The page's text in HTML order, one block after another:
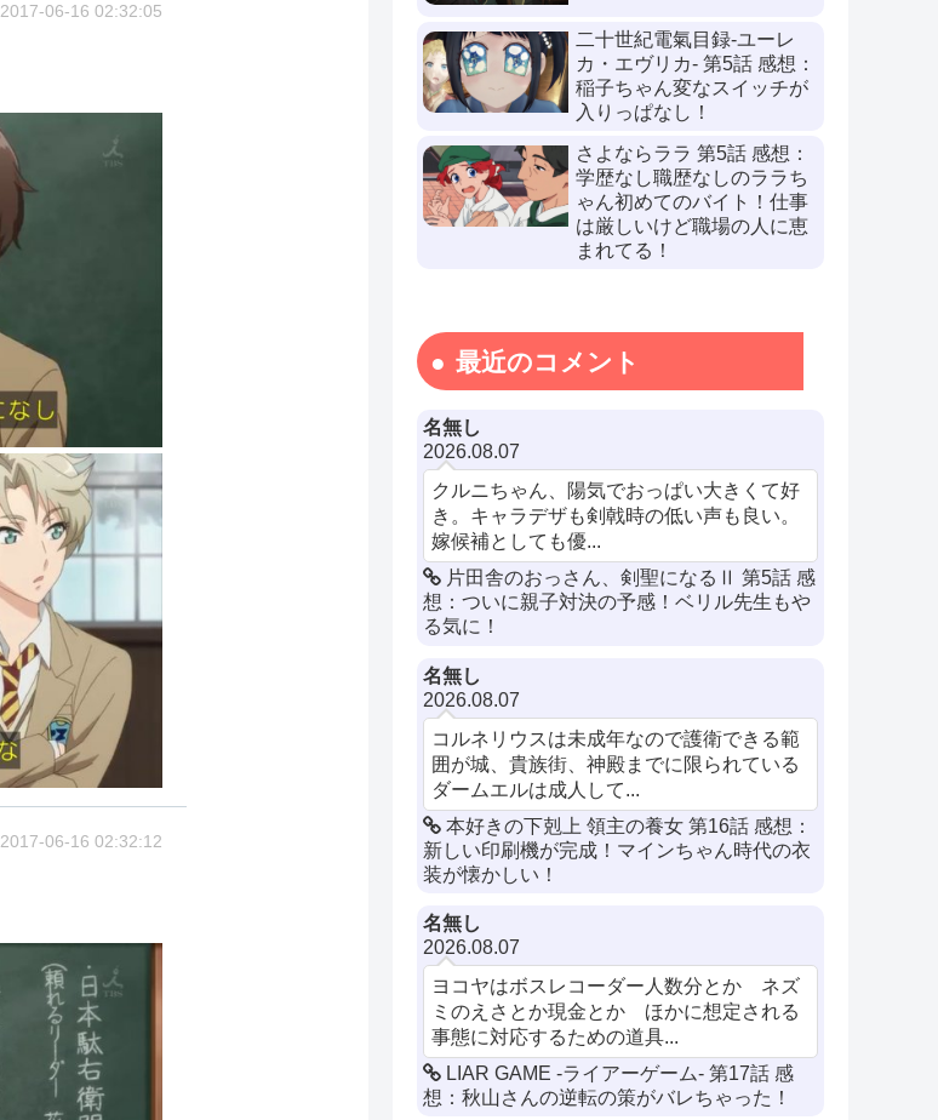
2017-06-16 02:32:05
2017-06-16 02:32:12
二十世紀電氣目録-ユーレ
カ・エヴリカ- 第5話 感想：
稲子ちゃん変なスイッチが
入りっぱなし！
さよならララ 第5話 感想：
学歴なし職歴なしのララち
ゃん初めてのバイト！仕事
は厳しいけど職場の人に恵
まれてる！
最近のコメント
名無し
2026.08.07
クルニちゃん、陽気でおっぱい大きくて好
き。キャラデザも剣戟時の低い声も良い。
嫁候補としても優...
片田舎のおっさん、剣聖になるⅡ 第5話 感
想：ついに親子対決の予感！ベリル先生もや
る気に！
名無し
2026.08.07
コルネリウスは未成年なので護衛できる範
囲が城、貴族街、神殿までに限られている
ダームエルは成人して...
本好きの下剋上 領主の養女 第16話 感想：
新しい印刷機が完成！マインちゃん時代の衣
装が懐かしい！
名無し
2026.08.07
ヨコヤはボスレコーダー人数分とか ネズ
ミのえさとか現金とか ほかに想定される
事態に対応するための道具...
LIAR GAME -ライアーゲーム- 第17話 感
想：秋山さんの逆転の策がバレちゃった！